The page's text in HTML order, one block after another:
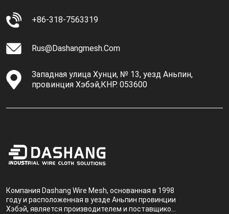
+86-318-7563319
Rus@dashangmesh.com
Западная улица Хунци, № 13, уезд Аньпин,
провинция Хэбэй,КНР. 053600
Компания Dashang Wire Mesh, основанная в 1998
году и расположенная в уезде Аньпин провинции
Хэбэй, является производителем и поставщиком,